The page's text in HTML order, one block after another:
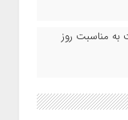
به مناسبت روز